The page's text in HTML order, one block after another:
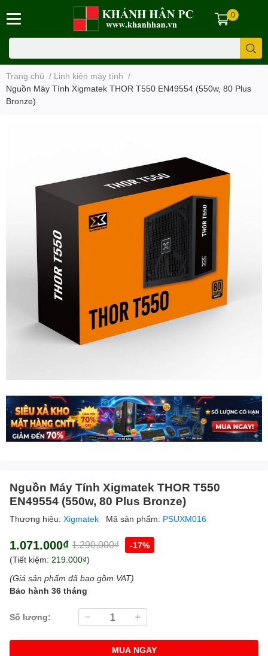
0
Trang chủ / Linh kiện máy tính /
Nguồn Máy Tính Xigmatek THOR T550 EN49554 (550w, 80 Plus
Bronze)
Nguồn Máy Tính Xigmatek THOR T550
EN49554 (550w, 80 Plus Bronze)
Thương hiệu: Xigmatek Mã sản phẩm: PSUXM016
1.071.000₫ 1.290.000₫
-17%
(Tiết kiệm: 219.000₫)
(Giá sản phẩm đã bao gồm VAT)
Bảo hành 36 tháng
Số lượng:
MUA NGAY